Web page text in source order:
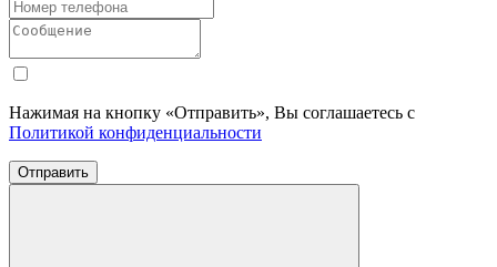
Нажимая на кнопку «Отправить», Вы соглашаетесь с
Политикой конфиденциальности
Отправить